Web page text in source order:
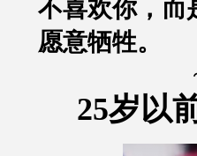
不喜欢你，而
愿意牺牲。
25岁以